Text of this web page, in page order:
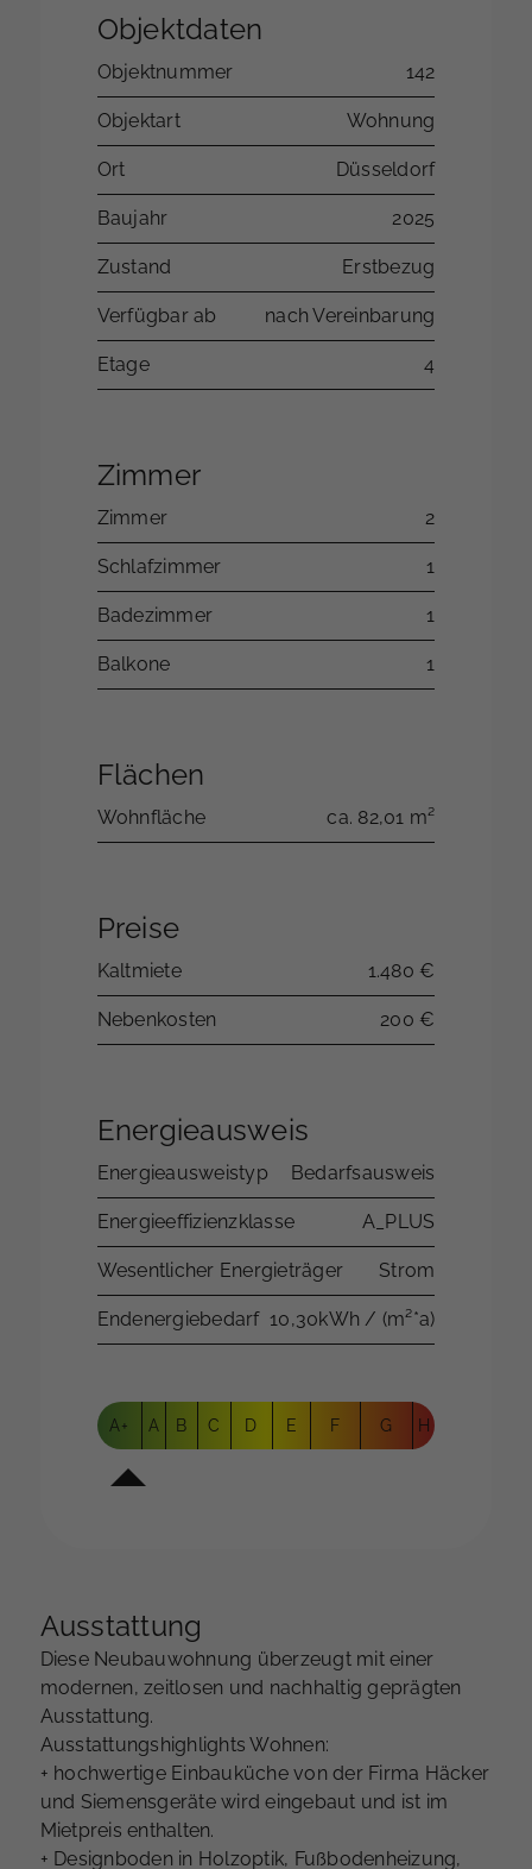
Objektdaten
Objektnummer 142
Objektart Wohnung
Ort Düsseldorf
Baujahr 2025
Zustand Erstbezug
Verfügbar ab nach Vereinbarung
Etage 4
Zimmer
Zimmer 2
Schlafzimmer 1
Badezimmer 1
Balkone 1
Flächen
Wohnfläche ca. 82,01 m²
Preise
Kaltmiete 1.480 €
Nebenkosten 200 €
Energieausweis
Energieausweistyp Bedarfsausweis
Energieeffizienzklasse A_PLUS
Wesentlicher Energieträger Strom
Endenergiebedarf 10,30kWh / (m²*a)
A+ A B C D E F G H
Ausstattung
Diese Neubauwohnung überzeugt mit einer
modernen, zeitlosen und nachhaltig geprägten
Ausstattung.
Ausstattungshighlights Wohnen:
+ hochwertige Einbauküche von der Firma Häcker
und Siemensgeräte wird eingebaut und ist im
Mietpreis enthalten.
+ Designboden in Holzoptik, Fußbodenheizung,